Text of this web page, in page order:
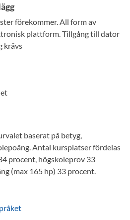
förekommer. All form av
plattform. Tillgång till dator
krävs
baserat på betyg,
Antal kursplatser fördelas
procent, högskoleprov 33
(max 165 hp) 33 procent.